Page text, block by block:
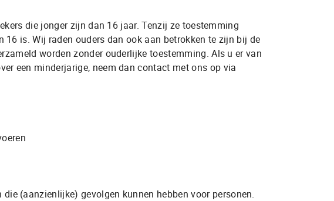
Do
Vr
die jonger zijn dan 16 jaar. Tenzij ze toestemming
is. Wij raden ouders dan ook aan betrokken te zijn bij de
worden zonder ouderlijke toestemming. Als u er van
een minderjarige, neem dan contact met ons op via
(aanzienlijke) gevolgen kunnen hebben voor personen.